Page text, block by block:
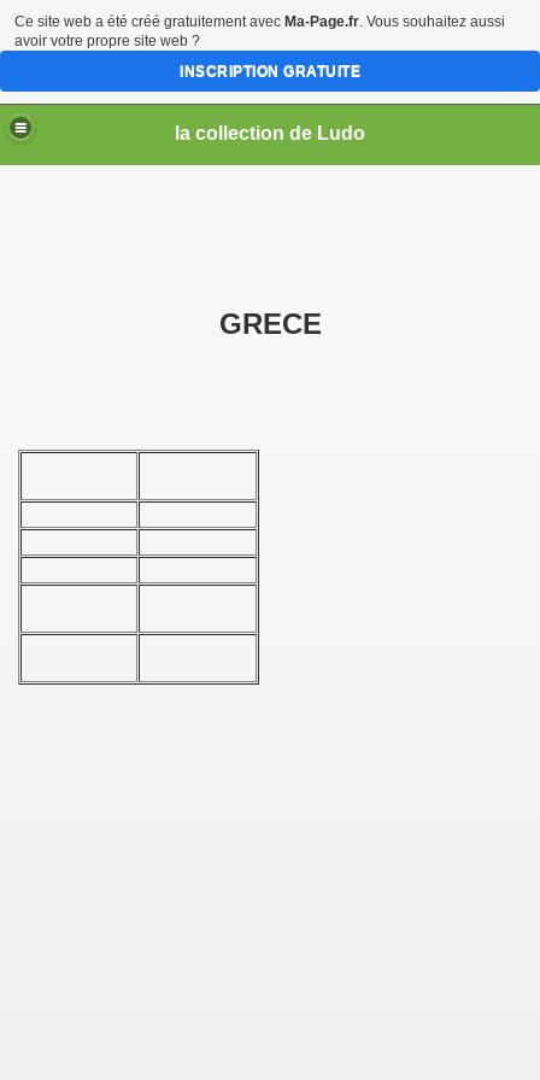
la collection de Ludo
GRECE
Ce site web a été créé gratuitement avec Ma-Page.fr. Vous souhaitez aussi
avoir votre propre site web ?
INSCRIPTION GRATUITE